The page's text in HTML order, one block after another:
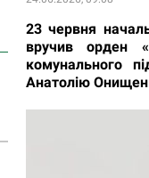
23 червня
вручив орден
комунального
Анатолію